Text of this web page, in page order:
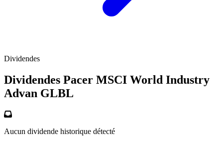
Dividendes
Dividendes Pacer MSCI World Industry
Advan GLBL
Aucun dividende historique détecté